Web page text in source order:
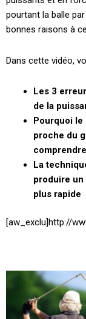
pourtant la balle
bonnes raisons à
Dans cette vidéo,
Les 3
de la
Pourquoi le
proche du
La
produire un
plus rapide
[aw_exclu]http://